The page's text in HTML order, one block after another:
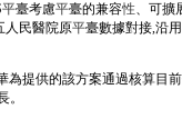
平臺考慮平臺的兼容性、可擴
人民醫院原平臺數據對接,沿用
為提供的該方案通過核算目
。